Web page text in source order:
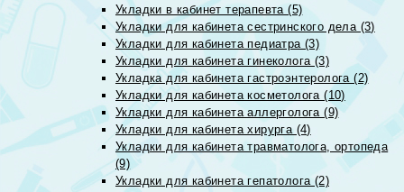
Укладки в кабинет терапевта (5)
Укладки для кабинета сестринского дела (3)
Укладки для кабинета педиатра (3)
Укладки для кабинета гинеколога (3)
Укладка для кабинета гастроэнтеролога (2)
Укладки для кабинета косметолога (10)
Укладки для кабинета аллерголога (9)
Укладки для кабинета хирурга (4)
Укладки для кабинета травматолога, ортопеда
(9)
Укладки для кабинета гепатолога (2)